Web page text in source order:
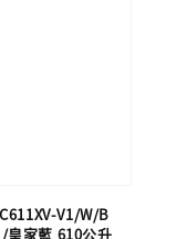
V1/W/B
皇家藍 610公升